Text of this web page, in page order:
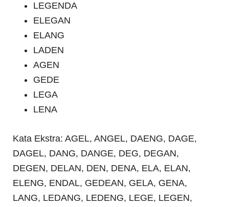
LEGENDA
ELEGAN
ELANG
LADEN
AGEN
GEDE
LEGA
LENA
Kata Ekstra: AGEL, ANGEL, DAENG, DAGE,
DAGEL, DANG, DANGE, DEG, DEGAN,
DEGEN, DELAN, DEN, DENA, ELA, ELAN,
ELENG, ENDAL, GEDEAN, GELA, GENA,
LANG, LEDANG, LEDENG, LEGE, LEGEN,